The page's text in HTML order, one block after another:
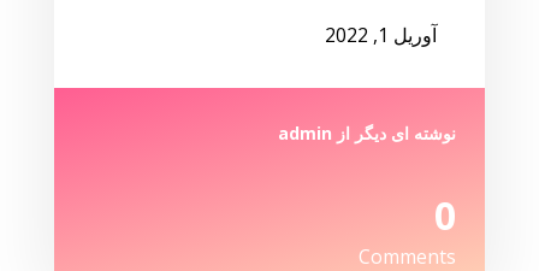
آوریل 1, 2022
نوشته ای دیگر از admin
0
Comments